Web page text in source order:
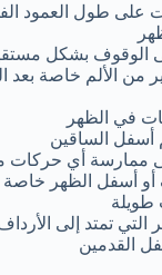
على طول العمود
الوقوف بشكل
من الألم خاصة
في الظهر
أسفل الساقين
ممارسة أي حركات
أسفل الظهر خاصة
طويلة
التي تمتد إلى
القدمين